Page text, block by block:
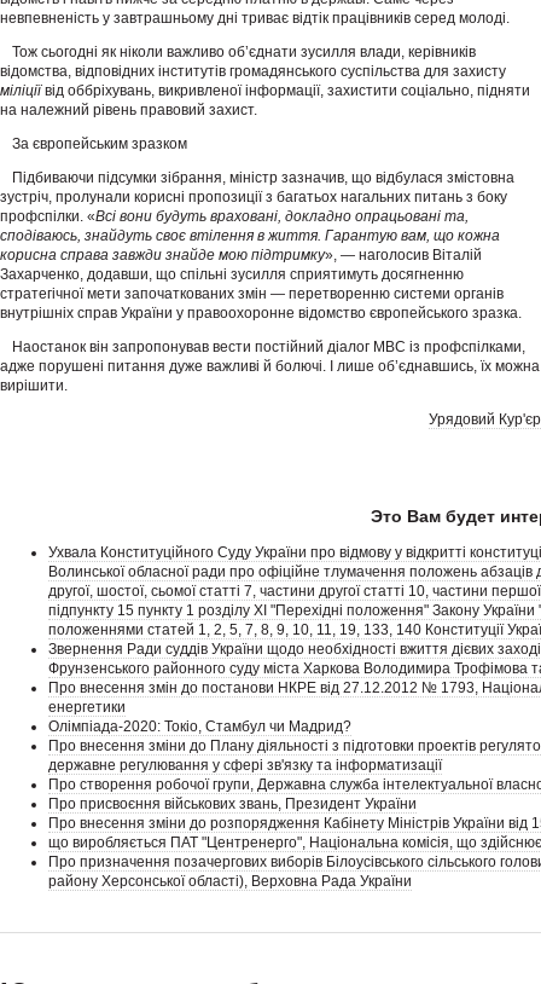
невпевненість у завтрашньому дні триває відтік працівників серед молоді.
Тож сьогодні як ніколи важливо об’єднати зусилля влади, керівників
відомства, відповідних інститутів громадянського суспільства для захисту
міліціївід оббріхувань, викривленої інформації, захистити соціально, підняти
на належний рівень правовий захист.
За європейським зразком
Підбиваючи підсумки зібрання, міністр зазначив, що відбулася змістовна
зустріч, пролунали корисні пропозиції з багатьох нагальних питань з боку
профспілки. «Всі вони будуть враховані, докладно опрацьовані та,
сподіваюсь, знайдуть своє втілення в життя. Гарантую вам, що кожна
корисна справа завжди знайде мою підтримку», — наголосив Віталій
Захарченко, додавши, що спільні зусилля сприятимуть досягненню
стратегічної мети започаткованих змін — перетворенню системи органів
внутрішніх справ України у правоохоронне відомство європейського зразка.
Наостанок він запропонував вести постійний діалог МВС із профспілками,
адже порушені питання дуже важливі й болючі. І лише об’єднавшись, їх можна
вирішити.
Урядовий Кур'єр
Это Вам будет
Ухвала Конституційного Суду України про відмову у відкритті
Волинської обласної ради про офіційне тлумачення положень абзаців
другої, шостої, сьомої статті 7, частини другої статті 10, частини
підпункту 15 пункту 1 розділу XI "Перехідні положення" Закону
положеннями статей 1, 2, 5, 7, 8, 9, 10, 11, 19, 133, 140 Конституції
Звернення Ради суддів України щодо необхідності вжиття дієвих
Фрунзенського районного суду міста Харкова Володимира Трофімова та
Про внесення змін до постанови НКРЕ від 27.12.2012 № 1793,
енергетики
Олімпіада-2020: Токіо, Стамбул чи Мадрид?
Про внесення зміни до Плану діяльності з підготовки проектів
державне регулювання у сфері зв'язку та інформатизації
Про створення робочої групи, Державна служба інтелектуальної
Про присвоєння військових звань, Президент України
Про внесення зміни до розпорядження Кабінету Міністрів України
що виробляється ПАТ "Центренерго", Національна комісія, що
Про призначення позачергових виборів Білоусівського сільського
району Херсонської області), Верховна Рада України